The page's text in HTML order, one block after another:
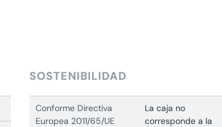
SOSTENIBILIDAD
Conforme Directiva
Europea 2011/65/UE
La caja no
corresponde a la